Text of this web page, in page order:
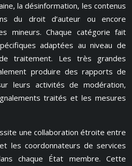
la désinformation, les contenus
du droit d’auteur ou encore
mineurs. Chaque catégorie fait
adaptées au niveau de
traitement. Les très grandes
produire des rapports de
leurs activités de modération,
traités et les mesures
une collaboration étroite entre
les coordonnateurs de services
chaque État membre. Cette